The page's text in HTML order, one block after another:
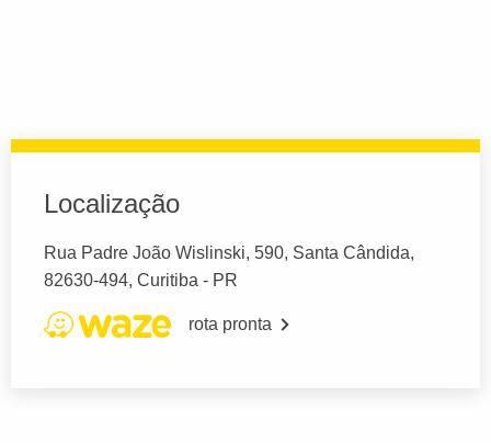
Localização
Rua Padre João Wislinski, 590, Santa Cândida,
82630-494, Curitiba - PR
rota pronta